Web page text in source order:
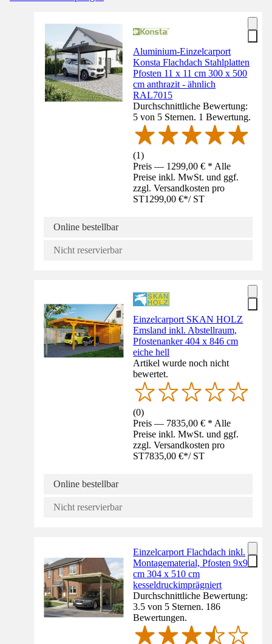
Aluminium-Einzelcarport
Konsta Flachdach Stahlplatten
Pfosten 11 x 11 cm 300 x 500
cm anthrazit - ähnlich
RAL7015
Durchschnittliche Bewertung:
5 von 5 Sternen. 1 Bewertung.
(1)
Preis — 1299,00 € * Alle
Preise inkl. MwSt. und ggf.
zzgl. Versandkosten pro
ST1299,00 €*/ ST
Online bestellbar
Nicht reservierbar
Einzelcarport SKAN HOLZ
Emsland inkl. Abstellraum,
Pfostenanker 404 x 846 cm
eiche hell
Artikel wurde noch nicht
bewertet.
(0)
Preis — 7835,00 € * Alle
Preise inkl. MwSt. und ggf.
zzgl. Versandkosten pro
ST7835,00 €*/ ST
Online bestellbar
Nicht reservierbar
Einzelcarport Flachdach inkl.
Montagematerial, Pfosten 9x9
cm 304 x 510 cm
kesseldruckimprägniert
Durchschnittliche Bewertung:
3.5 von 5 Sternen. 186
Bewertungen.